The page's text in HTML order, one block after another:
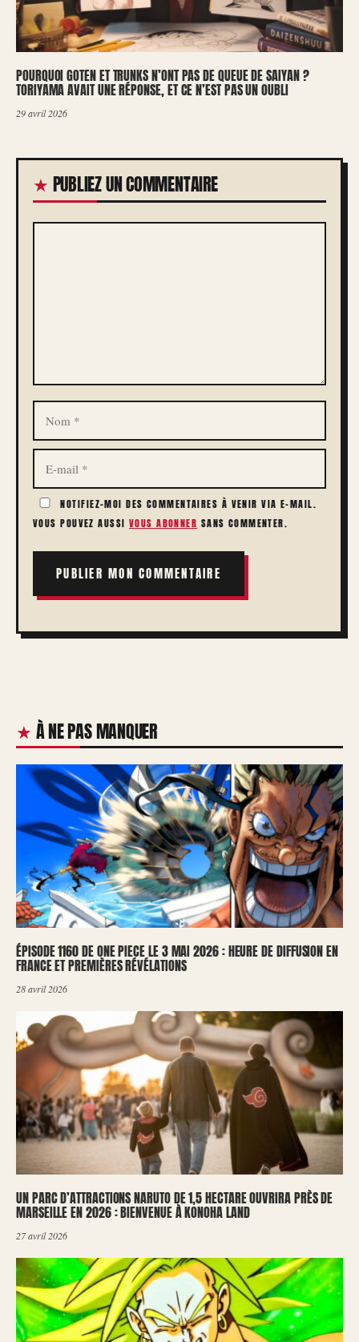
POURQUOI GOTEN ET TRUNKS N’ONT PAS DE QUEUE DE SAIYAN ?
TORIYAMA AVAIT UNE RÉPONSE, ET CE N’EST PAS UN OUBLI
29 avril 2026
PUBLIEZ UN COMMENTAIRE
COMMENTAIRE
NOM
E-
MAIL
NOTIFIEZ-MOI DES COMMENTAIRES À VENIR VIA E-MAIL.
VOUS POUVEZ AUSSI VOUS ABONNER SANS COMMENTER.
À NE PAS MANQUER
ÉPISODE 1160 DE ONE PIECE LE 3 MAI 2026 : HEURE DE DIFFUSION EN
FRANCE ET PREMIÈRES RÉVÉLATIONS
28 avril 2026
UN PARC D’ATTRACTIONS NARUTO DE 1,5 HECTARE OUVRIRA PRÈS DE
MARSEILLE EN 2026 : BIENVENUE À KONOHA LAND
27 avril 2026